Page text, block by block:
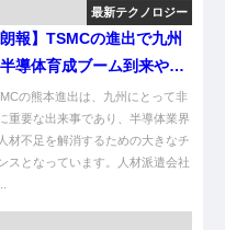
最新テクノロジー
朗報】TSMCの進出で九州
導体育成ブーム到来やろ
！
の熊本進出は、九州にとって非
重要な出来事であり、半導体業界
材不足を解消するための大きなチ
スとなっています。人材派遣会社